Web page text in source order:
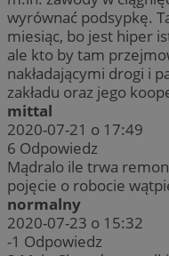
wyrównać podsypkę.
miesiąc, bo jest hiper
ale kto by tam
nakładającymi drogi i
zakładu oraz jego
mittal
2020-07-21 o 17:49
6 Odpowiedz
Mądralo ile trwa
pojęcie o robocie
normalny
2020-07-23 o 15:32
-1 Odpowiedz